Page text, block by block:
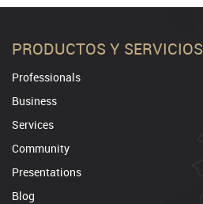
PRODUCTOS Y SERVICIOS
Professionals
Business
Services
Community
Presentations
Blog